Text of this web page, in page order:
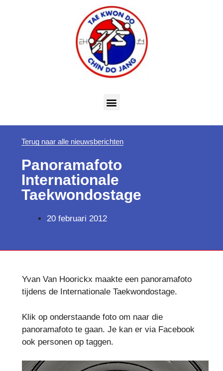
Terug naar alle nieuwsberichten
Panoramafoto
Internationale
Taekwondostage
20 februari 2012
Yvan Van Hoorickx maakte een panoramafoto
tijdens de Internationale Taekwondostage.
Klik op onderstaande foto om naar die
panoramafoto te gaan. Je kan er via Facebook
ook personen op taggen.